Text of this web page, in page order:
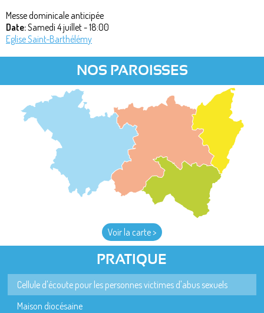
Messe dominicale anticipée
Date:Samedi 4 juillet - 18:00
Eglise Saint-Barthélémy
NOS PAROISSES
Voir la carte >
PRATIQUE
Cellule d'écoute pour les personnes victimes d'abus sexuels
Maison diocésaine